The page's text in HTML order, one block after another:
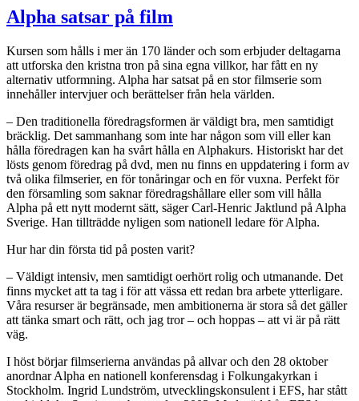
Alpha satsar på film
Kursen som hålls i mer än 170 länder och som erbjuder deltagarna
att utforska den kristna tron på sina egna villkor, har fått en ny
alternativ utformning. Alpha har satsat på en stor filmserie som
innehåller intervjuer och berättelser från hela världen.
– Den traditionella föredragsformen är väldigt bra, men samtidigt
bräcklig. Det sammanhang som inte har någon som vill eller kan
hålla föredragen kan ha svårt hålla en Alpha­kurs. Historiskt har det
lösts genom föredrag på dvd, men nu finns en uppdatering i form av
två olika filmserier, en för tonåringar och en för vuxna. Perfekt för
den församling som saknar föredragshållare eller som vill hålla
Alpha på ett nytt modernt sätt, säger Carl-Henric Jaktlund på Alpha
Sverige. Han tillträdde nyligen som nationell ledare för Alpha.
Hur har din första tid på posten varit?
– Väldigt intensiv, men samtidigt oerhört rolig och utmanande. Det
finns mycket att ta tag i för att vässa ett redan bra arbete ytterligare.
Våra resurser är begränsade, men ambitionerna är stora så det gäller
att tänka smart och rätt, och jag tror – och hoppas – att vi är på rätt
väg.
I höst börjar filmserierna användas på allvar och den 28 oktober
anordnar Alpha en nationell konferensdag i Folkungakyrkan i
Stockholm. Ingrid Lundström, utvecklingskonsulent i EFS, har stått